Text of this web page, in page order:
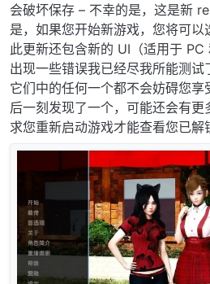
会破坏保存 – 不幸的是，这是新
是，如果您开始新游戏，您将可以
此更新还包含新的 UI（适用于
出现一些错误我已经尽我所能测
它们中的任何一个都不会妨碍您
后一刻发现了一个，可能还会有
求您重新启动游戏才能查看您已解